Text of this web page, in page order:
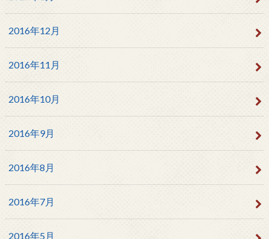
2016年12月
2016年11月
2016年10月
2016年9月
2016年8月
2016年7月
2016年5月